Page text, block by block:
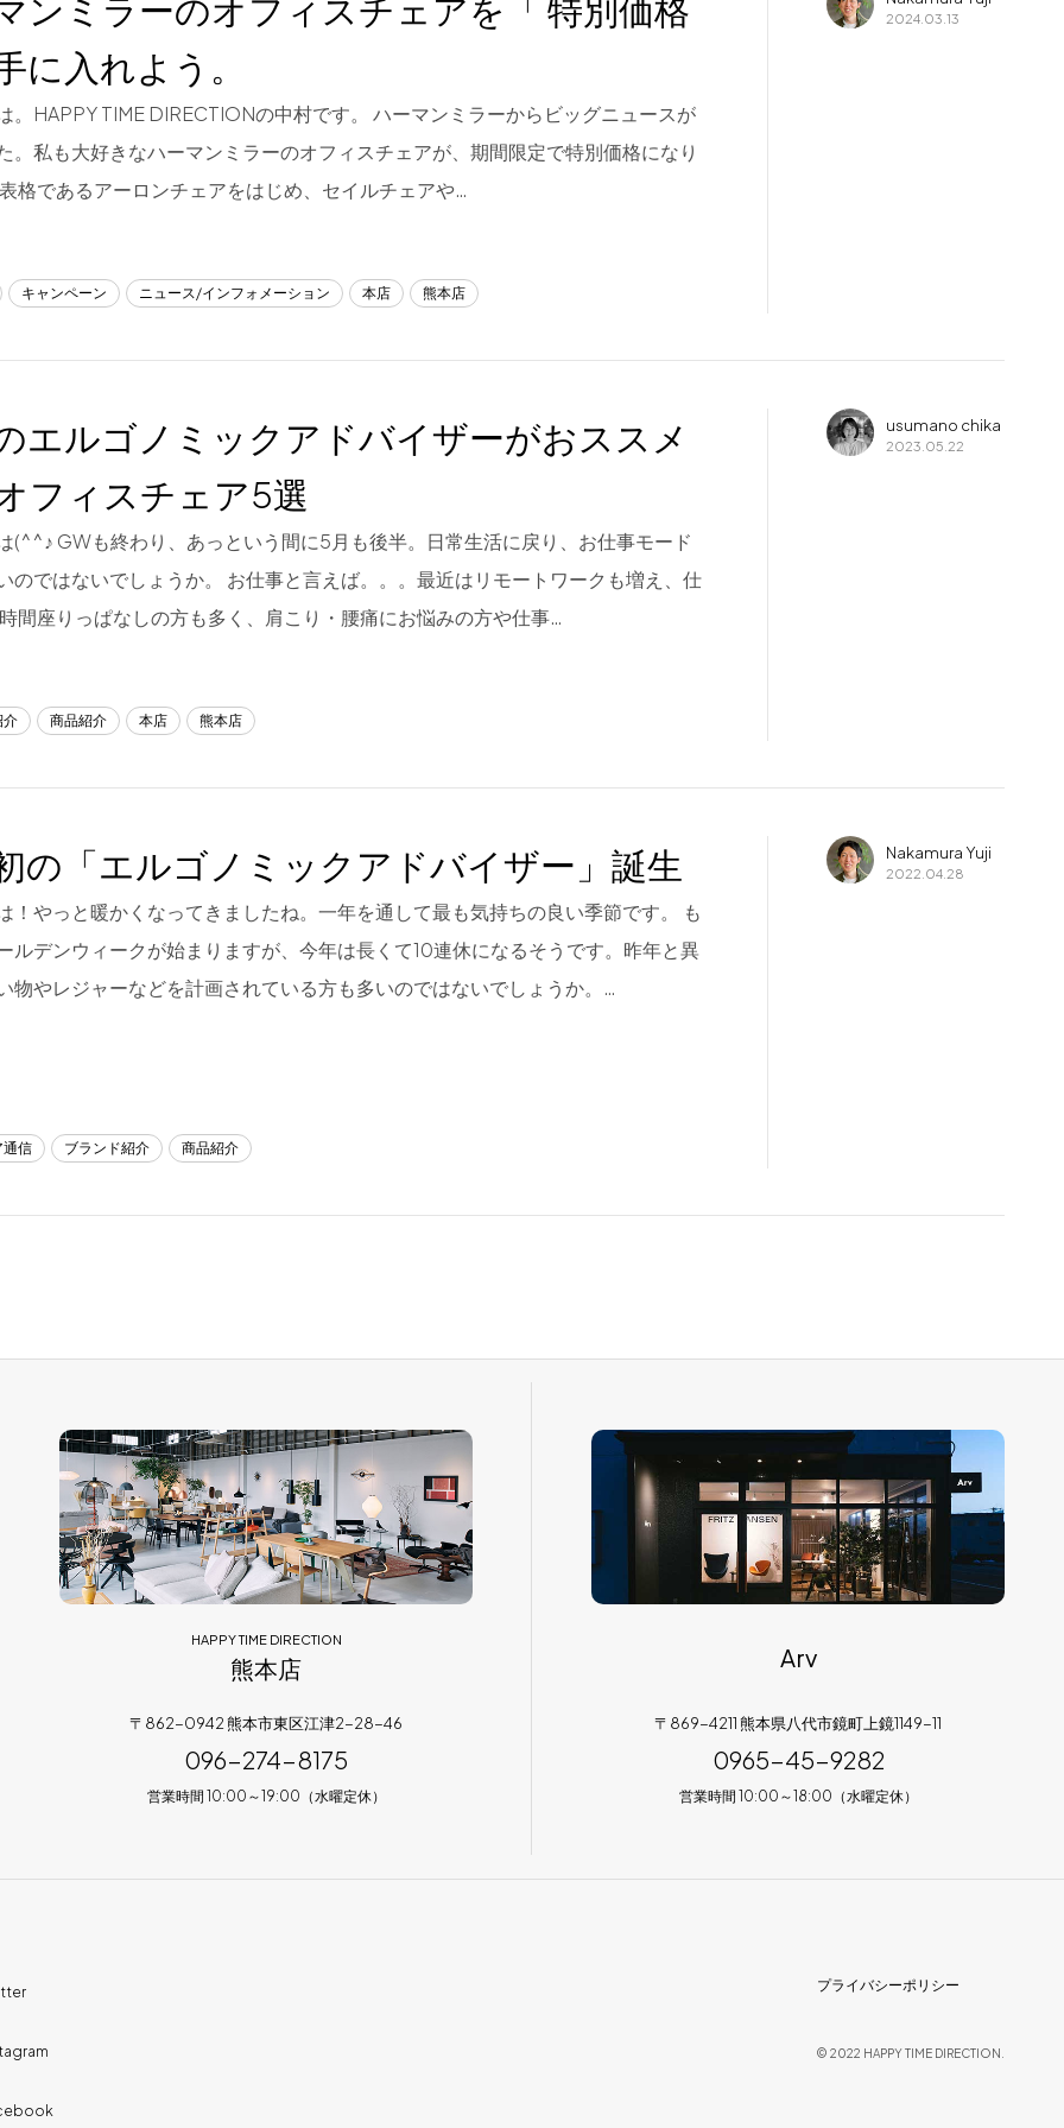
ンミラーのオフィスチェアを「 特別価格
に入れよう。
。HAPPY TIME DIRECTIONの中村です。 ハーマンミラーからビッグニュースが
。私も大好きなハーマンミラーのオフィスチェアが、期間限定で特別価格になり
格であるアーロンチェアをはじめ、セイルチェアや…
キャンペーン ニュース/インフォメーション 本店 熊本店
2024.03.13
エルゴノミックアドバイザーがおススメ
フィスチェア5選
(^^♪ GWも終わり、あっという間に5月も後半。日常生活に戻り、お仕事モード
のではないでしょうか。 お仕事と言えば。。。最近はリモートワークも増え、仕
間座りっぱなしの方も多く、肩こり・腰痛にお悩みの方や仕事…
介 商品紹介 本店 熊本店
usumano chika
2023.05.22
の「エルゴノミックアドバイザー」誕生
！やっと暖かくなってきましたね。一年を通して最も気持ちの良い季節です。 も
ルデンウィークが始まりますが、今年は長くて10連休になるそうです。昨年と異
物やレジャーなどを計画されている方も多いのではないでしょうか。…
通信 ブランド紹介 商品紹介
Nakamura Yuji
2022.04.28
HAPPY TIME DIRECTION
熊本店
〒862-0942 熊本市東区江津2-28-46
096-274-8175
営業時間 10:00～19:00（水曜定休）
Arv
〒869-4211 熊本県八代市鏡町上鏡1149-11
0965-45-9282
営業時間 10:00～18:00（水曜定休）
プライバシーポリシー
© 2022 HAPPY TIME DIRECTION.